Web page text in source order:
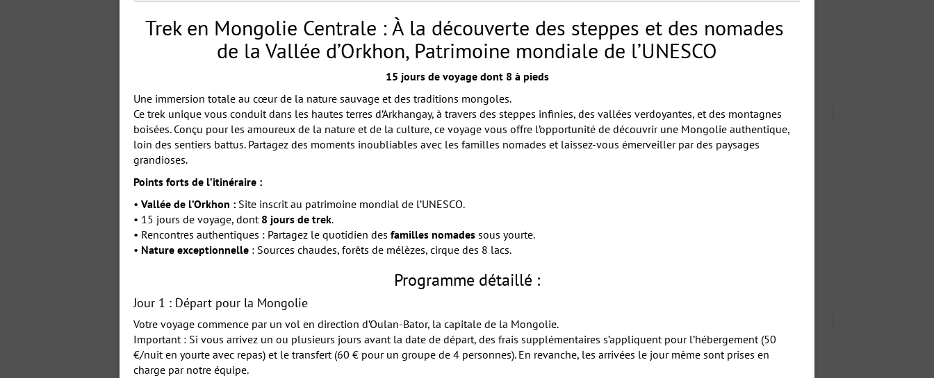
Trek en Mongolie Centrale : À la découverte des steppes et des nomades
de la Vallée d’Orkhon, Patrimoine mondiale de l’UNESCO
15 jours de voyage dont 8 à pieds
Une immersion totale au cœur de la nature sauvage et des traditions mongoles.
Ce trek unique vous conduit dans les hautes terres d’Arkhangay, à travers des steppes infinies, des vallées verdoyantes, et des montagnes
boisées. Conçu pour les amoureux de la nature et de la culture, ce voyage vous offre l’opportunité de découvrir une Mongolie authentique,
loin des sentiers battus. Partagez des moments inoubliables avec les familles nomades et laissez-vous émerveiller par des paysages
grandioses.
Points forts de l’itinéraire :
• Vallée de l’Orkhon : Site inscrit au patrimoine mondial de l’UNESCO.
• 15 jours de voyage, dont 8 jours de trek.
• Rencontres authentiques : Partagez le quotidien des familles nomades sous yourte.
• Nature exceptionnelle : Sources chaudes, forêts de mélèzes, cirque des 8 lacs.
Programme détaillé :
Jour 1 : Départ pour la Mongolie
Votre voyage commence par un vol en direction d’Oulan-Bator, la capitale de la Mongolie.
Important : Si vous arrivez un ou plusieurs jours avant la date de départ, des frais supplémentaires s’appliquent pour l’hébergement (50
€/nuit en yourte avec repas) et le transfert (60 € pour un groupe de 4 personnes). En revanche, les arrivées le jour même sont prises en
charge par notre équipe.